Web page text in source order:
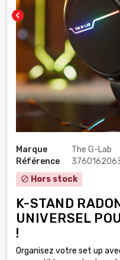
chevron_left
Marque
The G-Lab
Référence
block Hors stock
K-STAND
UNIVERSEL
!
Organisez votre set up